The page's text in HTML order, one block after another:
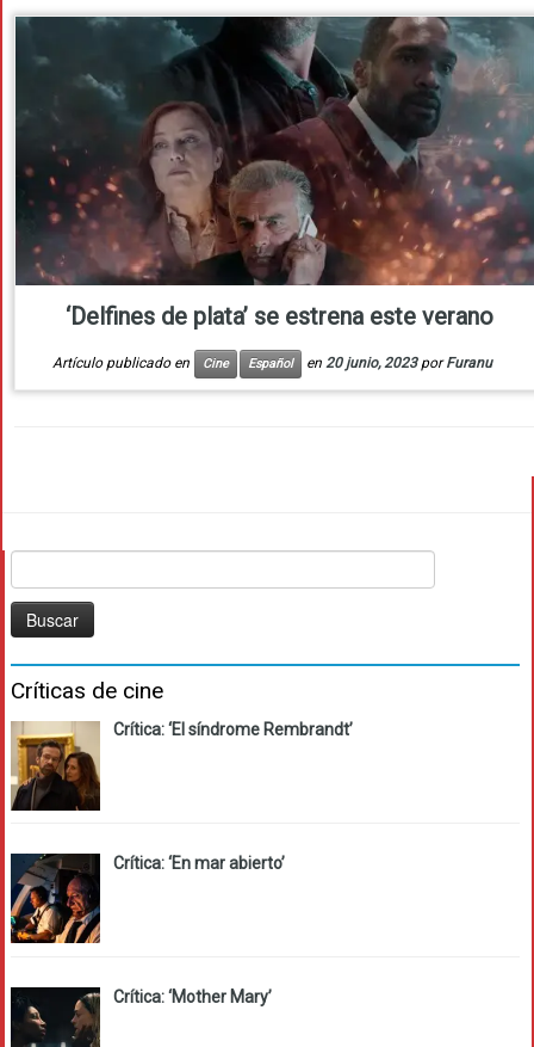
‘Delfines de plata’ se estrena este verano
Artículo publicado en Cine Español en 20 junio, 2023 porFuranu
Críticas de cine
Crítica: ‘El síndrome Rembrandt’
Crítica: ‘En mar abierto’
Crítica: ‘Mother Mary’